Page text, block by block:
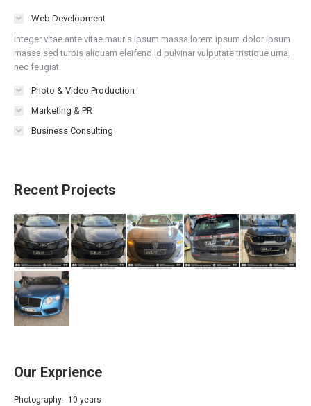
Web Development
Integer vitae ante vitae mauris ipsum massa lorem ipsum dolor ipsum
massa sed turpis aliquam eleifend id pulvinar vulputate tristique urna,
nec feugiat.
Photo & Video Production
Marketing & PR
Business Consulting
Recent Projects
Our Exprience
Photography - 10 years